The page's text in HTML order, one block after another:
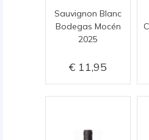
Sauvignon Blanc
Bodegas Mocén
2025
11,95